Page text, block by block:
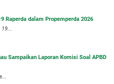
Raperda dalam Propemperda 2026
19...
Sampaikan Laporan Komisi Soal APBD